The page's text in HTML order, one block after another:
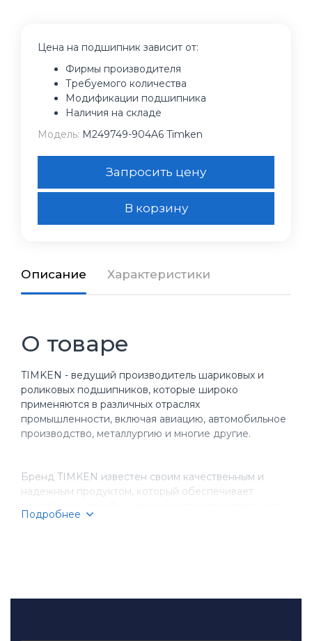
Цена на подшипник зависит от:
Фирмы производителя
Требуемого количества
Модификации подшипника
Наличия на складе
Модель: M249749-904A6 Timken
Запросить цену
В корзину
Описание Характеристики
О товаре
TIMKEN - ведущий производитель шариковых и
роликовых подшипников, которые широко
применяются в различных отраслях
промышленности, включая авиацию, автомобильное
производство, металлургию и многие другие.
Бренд TIMKEN известен своим качественным и
надежным продуктом, который обеспечивает
оборудования. Компания имеет более чем
Подробнее